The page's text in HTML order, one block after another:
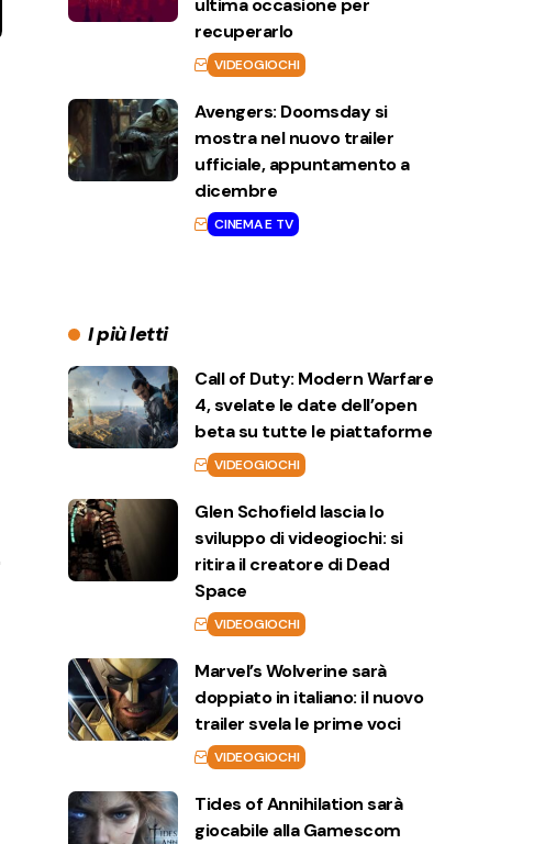
ultima occasione per
recuperarlo
VIDEOGIOCHI
Avengers: Doomsday si
mostra nel nuovo trailer
ufficiale, appuntamento a
dicembre
CINEMA E TV
I più letti
Call of Duty: Modern Warfare
4, svelate le date dell’open
beta su tutte le piattaforme
VIDEOGIOCHI
Glen Schofield lascia lo
sviluppo di videogiochi: si
ritira il creatore di Dead
Space
VIDEOGIOCHI
Marvel’s Wolverine sarà
doppiato in italiano: il nuovo
trailer svela le prime voci
VIDEOGIOCHI
Tides of Annihilation sarà
giocabile alla Gamescom